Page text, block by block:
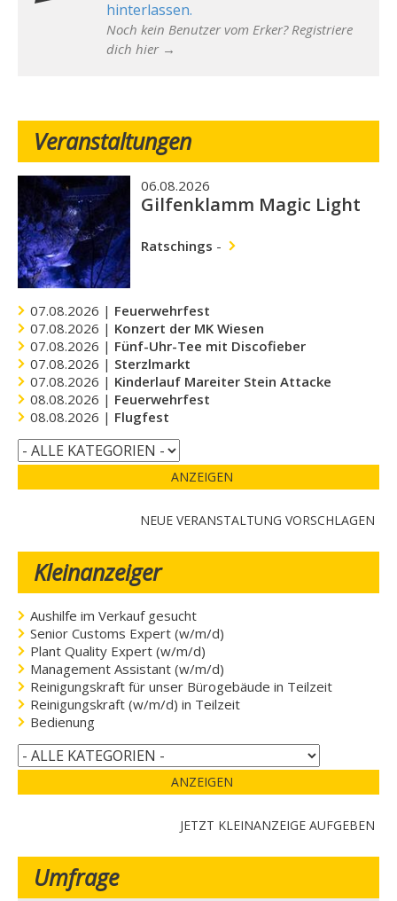
hinterlassen.
Noch kein Benutzer vom Erker? Registriere
dich hier →
Veranstaltungen
06.08.2026
Gilfenklamm Magic Light
Ratschings -
07.08.2026 | Feuerwehrfest
07.08.2026 | Konzert der MK Wiesen
07.08.2026 | Fünf-Uhr-Tee mit Discofieber
07.08.2026 | Sterzlmarkt
07.08.2026 | Kinderlauf Mareiter Stein Attacke
08.08.2026 | Feuerwehrfest
08.08.2026 | Flugfest
ANZEIGEN
NEUE VERANSTALTUNG VORSCHLAGEN
Kleinanzeiger
Aushilfe im Verkauf gesucht
Senior Customs Expert (w/m/d)
Plant Quality Expert (w/m/d)
Management Assistant (w/m/d)
Reinigungskraft für unser Bürogebäude in Teilzeit
Reinigungskraft (w/m/d) in Teilzeit
Bedienung
ANZEIGEN
JETZT KLEINANZEIGE AUFGEBEN
Umfrage